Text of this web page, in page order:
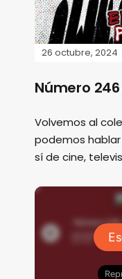
26 octubre, 2024
Número
Volvemos al
podemos
sí de cine,